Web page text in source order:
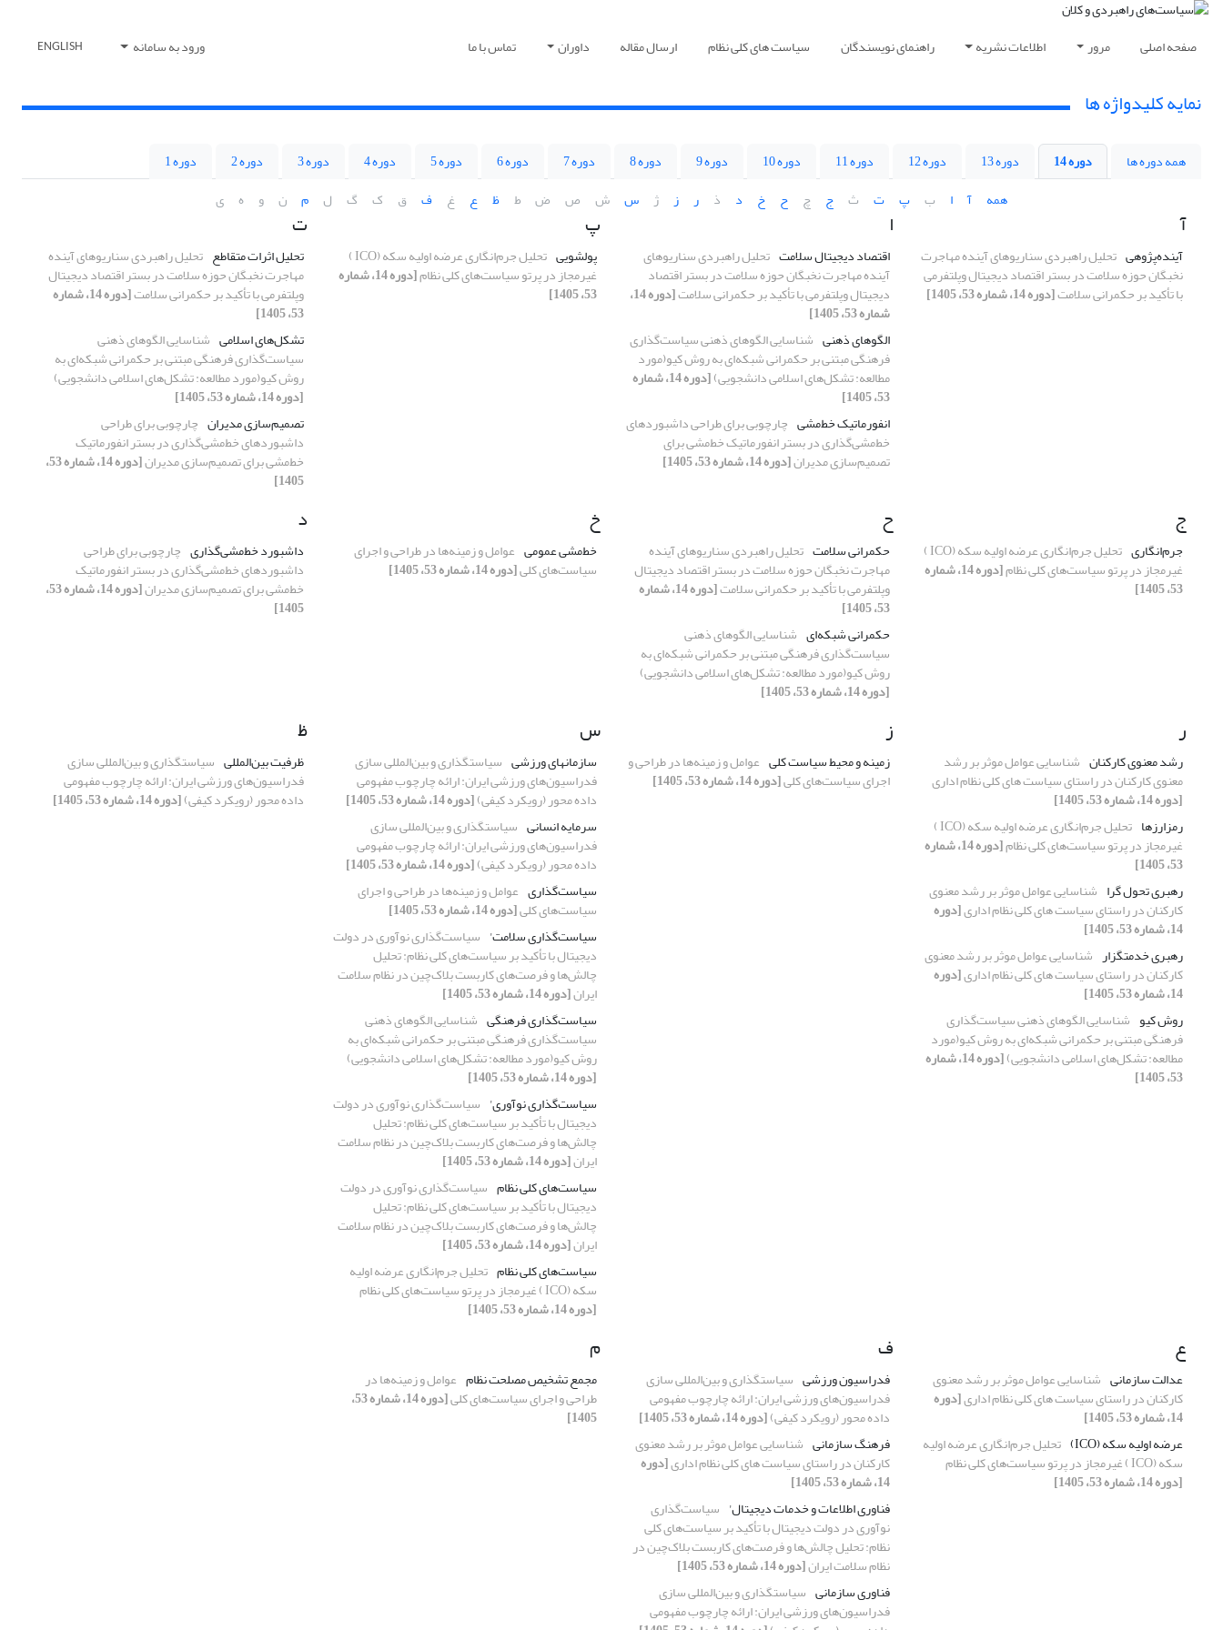
صفحه اصلی مرور اطلاعات نشریه راهنمای نویسندگان سیاست های کلی نظام ارسال مقاله داوران تماس با ما ورود به سامانه ENGLISH
نمایه کلیدواژه ها
همه دوره ها دوره 14 دوره 13 دوره 12 دوره 11 دوره 10 دوره 9 دوره 8 دوره 7 دوره 6 دوره 5 دوره 4 دوره 3 دوره 2
دوره 1
همه
آ ا ب پ ت ث ج چ ح خ د ذ ر ز ژ س ش ص ض ط ظ ع غ ف ق ک گ ل م ن و ه ی
آ
آینده‌پژوهی تحلیل راهبردی سناریوهای آینده مهاجرت
نخبگان حوزه سلامت در بستر اقتصاد دیجیتال وپلتفرمی
با تأکید بر حکمرانی سلامت[دوره 14، شماره 53، 1405]
ا
اقتصاد دیجیتال سلامت تحلیل راهبردی سناریوهای
آینده مهاجرت نخبگان حوزه سلامت در بستر اقتصاد
دیجیتال وپلتفرمی با تأکید بر حکمرانی سلامت [دوره 14،
شماره 53، 1405]
الگوهای ذهنی شناسایی الگوهای ذهنی سیاست‌گذاری
فرهنگی مبتنی بر حکمرانی شبکه‌ای به روش کیو(مورد
مطالعه: تشکل‌های اسلامی دانشجویی) [دوره 14، شماره
53، 1405]
انفورماتیک خط‌مشی چارچوبی برای طراحی داشبوردهای
خط‌مشی‌گذاری در بستر انفورماتیک خط‌مشی برای
تصمیم‌سازی مدیران[دوره 14، شماره 53، 1405]
پ
پولشویی تحلیل جرم‌انگاری عرضه اولیه سکه (ICO )
غیرمجاز در پرتو سیاست‌های کلی نظام [دوره 14، شماره
53، 1405]
ت
تحلیل اثرات متقاطع تحلیل راهبردی سناریوهای آینده
مهاجرت نخبگان حوزه سلامت در بستر اقتصاد دیجیتال
وپلتفرمی با تأکید بر حکمرانی سلامت [دوره 14، شماره
53، 1405]
تشکل‌های اسلامی شناسایی الگوهای ذهنی
سیاست‌گذاری فرهنگی مبتنی بر حکمرانی شبکه‌ای به
روش کیو(مورد مطالعه: تشکل‌های اسلامی دانشجویی)
[دوره 14، شماره 53، 1405]
تصمیم‌سازی مدیران چارچوبی برای طراحی
داشبوردهای خط‌مشی‌گذاری در بستر انفورماتیک
خط‌مشی برای تصمیم‌سازی مدیران [دوره 14، شماره 53،
1405]
ج
جرم‌انگاری تحلیل جرم‌انگاری عرضه اولیه سکه (ICO )
غیرمجاز در پرتو سیاست‌های کلی نظام [دوره 14، شماره
53، 1405]
ح
حکمرانی سلامت تحلیل راهبردی سناریوهای آینده
مهاجرت نخبگان حوزه سلامت در بستر اقتصاد دیجیتال
وپلتفرمی با تأکید بر حکمرانی سلامت [دوره 14، شماره
53، 1405]
حکمرانی شبکه‌ای شناسایی الگوهای ذهنی
سیاست‌گذاری فرهنگی مبتنی بر حکمرانی شبکه‌ای به
روش کیو(مورد مطالعه: تشکل‌های اسلامی دانشجویی)
[دوره 14، شماره 53، 1405]
خ
خط‌مشی عمومی عوامل و زمینه‌ها در طراحی و اجرای
سیاست‌های کلی[دوره 14، شماره 53، 1405]
د
داشبورد خط‌مشی‌گذاری چارچوبی برای طراحی
داشبوردهای خط‌مشی‌گذاری در بستر انفورماتیک
خط‌مشی برای تصمیم‌سازی مدیران [دوره 14، شماره 53،
1405]
ر
رشد معنوی کارکنان شناسایی عوامل موثر بر رشد
معنوی کارکنان در راستای سیاست های کلی نظام اداری
[دوره 14، شماره 53، 1405]
رمزارزها
تحلیل جرم‌انگاری عرضه اولیه سکه (ICO )
غیرمجاز در پرتو سیاست‌های کلی نظام [دوره 14، شماره
53، 1405]
رهبری تحول گرا شناسایی عوامل موثر بر رشد معنوی
کارکنان در راستای سیاست های کلی نظام اداری[دوره
14، شماره 53، 1405]
رهبری خدمتگزار شناسایی عوامل موثر بر رشد معنوی
کارکنان در راستای سیاست های کلی نظام اداری[دوره
14، شماره 53، 1405]
روش کیو شناسایی الگوهای ذهنی سیاست‌گذاری
فرهنگی مبتنی بر حکمرانی شبکه‌ای به روش کیو(مورد
مطالعه: تشکل‌های اسلامی دانشجویی) [دوره 14، شماره
53، 1405]
ز
زمینه و محیط سیاست کلی عوامل و زمینه‌ها در طراحی و
اجرای سیاست‌های کلی[دوره 14، شماره 53، 1405]
س
سازمانهای ورزشی سیاستگذاری و بین‌المللی سازی
فدراسیون‌های ورزشی ایران: ارائه چارچوب مفهومی
داده محور (رویکرد کیفی)[دوره 14، شماره 53، 1405]
سرمایه انسانی سیاستگذاری و بین‌المللی سازی
فدراسیون‌های ورزشی ایران: ارائه چارچوب مفهومی
داده محور (رویکرد کیفی)[دوره 14، شماره 53، 1405]
سیاست‌گذاری عوامل و زمینه‌ها در طراحی و اجرای
سیاست‌های کلی[دوره 14، شماره 53، 1405]
سیاست‌گذاری سلامت' سیاست‌گذاری نوآوری در دولت
دیجیتال با تأکید بر سیاست‌های کلی نظام: تحلیل
چالش‌ها و فرصت‌های کاربست بلاک‌چین در نظام سلامت
ایران[دوره 14، شماره 53، 1405]
سیاست‌گذاری فرهنگی شناسایی الگوهای ذهنی
سیاست‌گذاری فرهنگی مبتنی بر حکمرانی شبکه‌ای به
روش کیو(مورد مطالعه: تشکل‌های اسلامی دانشجویی)
[دوره 14، شماره 53، 1405]
سیاست‌گذاری نوآوری' سیاست‌گذاری نوآوری در دولت
دیجیتال با تأکید بر سیاست‌های کلی نظام: تحلیل
چالش‌ها و فرصت‌های کاربست بلاک‌چین در نظام سلامت
ایران[دوره 14، شماره 53، 1405]
سیاست‌های کلی نظام سیاست‌گذاری نوآوری در دولت
دیجیتال با تأکید بر سیاست‌های کلی نظام: تحلیل
چالش‌ها و فرصت‌های کاربست بلاک‌چین در نظام سلامت
ایران[دوره 14، شماره 53، 1405]
سیاست‌های کلی نظام تحلیل جرم‌انگاری عرضه اولیه
سکه (ICO ) غیرمجاز در پرتو سیاست‌های کلی نظام
[دوره 14، شماره 53، 1405]
ظ
ظرفیت بین‌المللی سیاستگذاری و بین‌المللی سازی
فدراسیون‌های ورزشی ایران: ارائه چارچوب مفهومی
داده محور (رویکرد کیفی)[دوره 14، شماره 53، 1405]
ع
عدالت سازمانی شناسایی عوامل موثر بر رشد معنوی
کارکنان در راستای سیاست های کلی نظام اداری[دوره
14، شماره 53، 1405]
عرضه اولیه سکه (ICO)
تحلیل جرم‌انگاری عرضه اولیه
سکه (ICO ) غیرمجاز در پرتو سیاست‌های کلی نظام
[دوره 14، شماره 53، 1405]
ف
فدراسیون ورزشی سیاستگذاری و بین‌المللی سازی
فدراسیون‌های ورزشی ایران: ارائه چارچوب مفهومی
داده محور (رویکرد کیفی)[دوره 14، شماره 53، 1405]
فرهنگ سازمانی شناسایی عوامل موثر بر رشد معنوی
کارکنان در راستای سیاست های کلی نظام اداری[دوره
14، شماره 53، 1405]
فناوری اطلاعات و خدمات دیجیتال' سیاست‌گذاری
نوآوری در دولت دیجیتال با تأکید بر سیاست‌های کلی
نظام: تحلیل چالش‌ها و فرصت‌های کاربست بلاک‌چین در
نظام سلامت ایران[دوره 14، شماره 53، 1405]
فناوری سازمانی سیاستگذاری و بین‌المللی سازی
فدراسیون‌های ورزشی ایران: ارائه چارچوب مفهومی
م
مجمع تشخیص مصلحت نظام عوامل و زمینه‌ها در
طراحی و اجرای سیاست‌های کلی [دوره 14، شماره 53،
1405]